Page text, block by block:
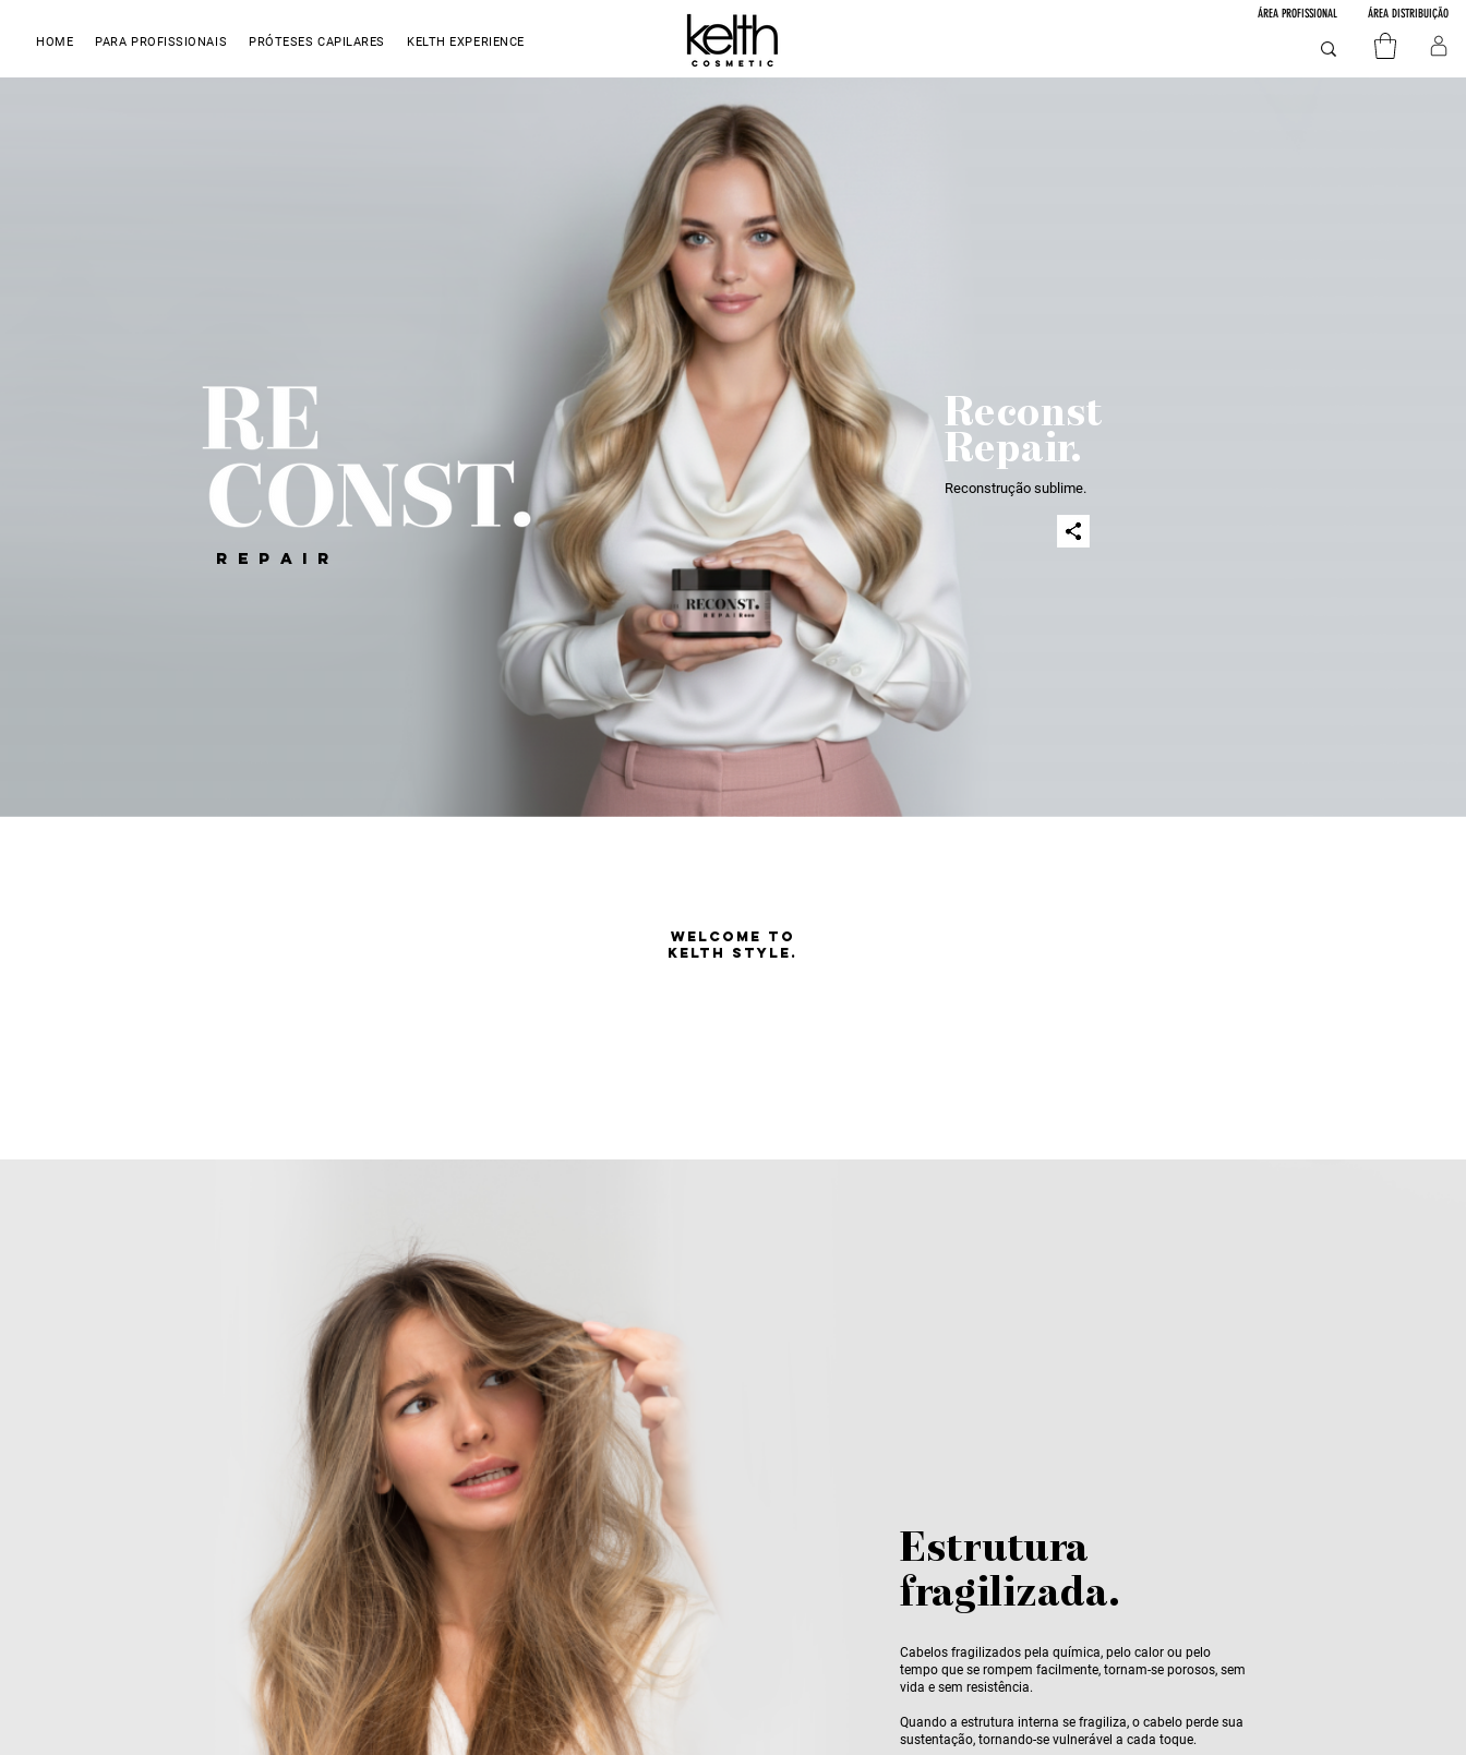
HOME PARA PROFISSIONAIS PRÓTESES CAPILARES KELTH EXPERIENCE
ÁREA DISTRIBUIÇÃO
ÁREA PROFISSIONAL
R E P A I R
Reconst
Repair.
Reconstrução sublime.
WELCOME TO
KELTH STYLE.
Estrutura
fragilizada.
Cabelos fragilizados pela química, pelo calor ou pelo
tempo que se rompem facilmente, tornam-se porosos, sem
vida e sem resistência.
Quando a estrutura interna se fragiliza, o cabelo perde sua
sustentação, tornando-se vulnerável a cada toque.